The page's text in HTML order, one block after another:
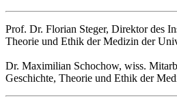
Prof. Dr. Florian Steger, Direktor des
Theorie und Ethik der Medizin der
Dr. Maximilian Schochow, wiss.
Geschichte, Theorie und Ethik der